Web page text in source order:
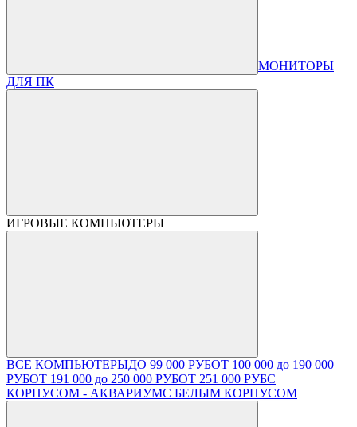
МОНИТОРЫ
ДЛЯ ПК
ИГРОВЫЕ КОМПЬЮТЕРЫ
ВСЕ КОМПЬЮТЕРЫДО 99 000 РУБОТ 100 000 до 190 000
РУБОТ 191 000 до 250 000 РУБОТ 251 000 РУБС
КОРПУСОМ - АКВАРИУМС БЕЛЫМ КОРПУСОМ